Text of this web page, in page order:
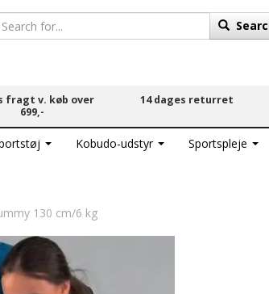
fragt v. køb over
699,-
14 dages returret
Kobudo-udstyr Sportspleje
130 cm/6 kg